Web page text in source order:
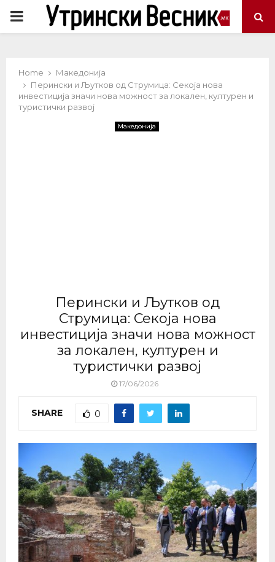
PRIMARY
Home
Македонија
Перински и Љутков од Струмица: Секоја нова
инвестиција значи нова можност за локален, културен и
туристички развој
Македонија
Перински и Љутков од
Струмица: Секоја нова
инвестиција значи нова можност
за локален, културен и
туристички развој
17/06/2026
SHARE 0